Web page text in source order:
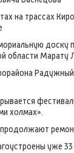
на трассах
доску
области Марату
Радужный
холмах».
уже